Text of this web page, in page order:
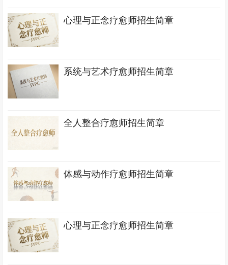
心理与正念疗愈师招生简章
系统与艺术疗愈师招生简章
全人整合疗愈师招生简章
体感与动作疗愈师招生简章
心理与正念疗愈师招生简章